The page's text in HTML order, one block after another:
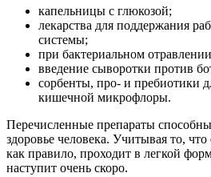
капельницы с глюкозой;
лекарства для поддержания
системы;
при бактериальном
введение сыворотки против
сорбенты, про- и пребиотики
кишечной микрофлоры.
Перечисленные препараты
здоровье человека. Учитывая то,
как правило, проходит в легкой
наступит очень скоро.